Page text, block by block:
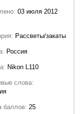
03 июля 2012
Рассветы/закаты
Россия
Nikon L110
слова:
баллов: 25